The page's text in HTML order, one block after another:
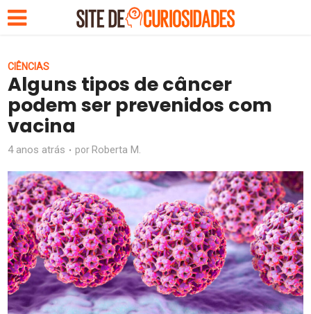
CIÊNCIAS
Alguns tipos de câncer
podem ser prevenidos com
vacina
4 anos atrás por Roberta M.